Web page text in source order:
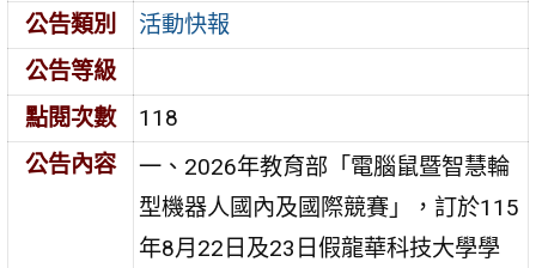
公告類別
活動快報
公告等級
點閱次數
118
公告內容
一、2026年教育部「電腦鼠暨智慧輪
型機器人國內及國際競賽」，訂於115
年8月22日及23日假龍華科技大學學